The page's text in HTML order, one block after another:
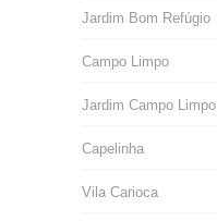
Jardim Bom Refúgio
Campo Limpo
Jardim Campo Limpo
Capelinha
Vila Carioca